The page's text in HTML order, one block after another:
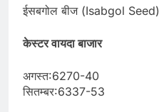
ईसबगोल बीज (Isabgol Seed)
केस्टर वायदा बाजार
अगस्त:6270-40
सितम्बर:6337-53